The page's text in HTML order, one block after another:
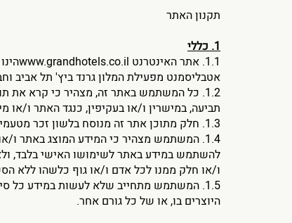
תקנון האתר
1. כללי
1.1. אתר האינטרנט
www.grandhotels.co.il
אטבליסמנט מפעילת המלון גרנד ביץ' תל אביב וחב' די. די. אס. הוטל מנג'מנט בע"מ, ח.פ.
1.2. כל המשתמש באתר זה, מצהיר כי קרא את
תביעה, במישרין ו/או בעקיפין, כנגד האתר ו/או
1.3. חלק מתוכן אתר זה מנוסח בלשון זכר מטעמי נוחות בלבד, אך מיועד לנשים וגברים כאחד.
1.4. המשתמש מצהיר כי המידע המוצג באתר ו/
להשתמש במידע באתר לשימושו האישי בלבד,
ו/או חלק ממנו לכל אדם ו/או גוף כלשהו ללא
1.5. המשתמש מתחייב שלא לעשות במידע כל
היוצרים בו, או של כל גורם אחר.